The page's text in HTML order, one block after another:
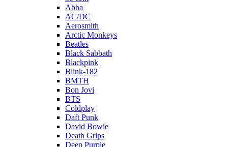
Abba
AC/DC
Aerosmith
Arctic Monkeys
Beatles
Black Sabbath
Blackpink
Blink-182
BMTH
Bon Jovi
BTS
Coldplay
Daft Punk
David Bowie
Death Grips
Deep Purple